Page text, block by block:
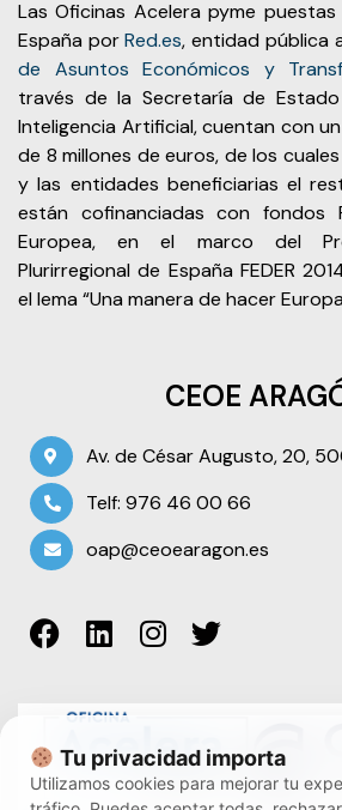
Las Oficinas Acelera pyme
España porRed.es, entidad pública
de Asuntos Económicos y
través de la Secretaría de
Inteligencia Artificial, cuentan con
de 8 millones de euros, de los
y las entidades beneficiarias el
están cofinanciadas con fondos
Europea, en el marco del
Plurirregional de España FEDER
el lema “Una manera de hacer
CEOE
Av. de César Augusto, 20,
Telf: 976 46 00 66
oap@ceoearagon.es
Tu privacidad importa
Utilizamos cookies para mejorar tu